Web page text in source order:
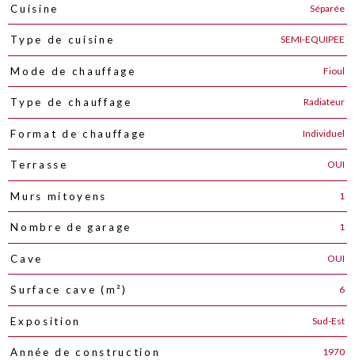
Cuisine Séparée
Type de cuisine SEMI-EQUIPEE
Mode de chauffage Fioul
Type de chauffage Radiateur
Format de chauffage Individuel
Terrasse OUI
Murs mitoyens 1
Nombre de garage 1
Cave OUI
Surface cave (m²) 6
Exposition Sud-Est
Année de construction 1970